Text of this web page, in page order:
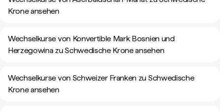
Krone ansehen
Wechselkurse von Konvertible Mark Bosnien und
Herzegowina zu Schwedische Krone ansehen
Wechselkurse von Schweizer Franken zu Schwedische
Krone ansehen